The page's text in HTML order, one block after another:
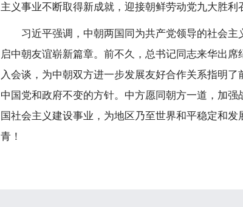
主义事业不断取得新成就，迎接朝鲜劳动党九大胜利
习近平强调，中朝两国同为共产党领导的社会
启中朝友谊崭新篇章。前不久，总书记同志来华出
入会谈，为中朝双方进一步发展友好合作关系指明
中国党和政府不变的方针。中方愿同朝方一道，加
国社会主义建设事业，为地区乃至世界和平稳定和
青！